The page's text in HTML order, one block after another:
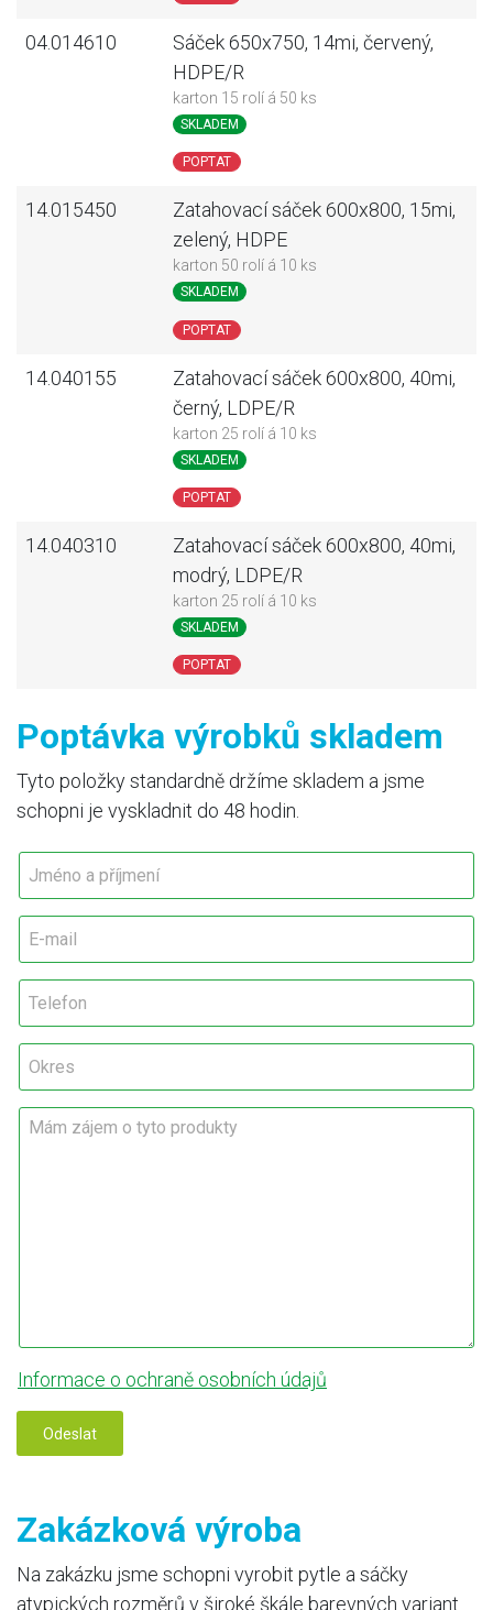
04.014610
Sáček 650x750, 14mi, červený,
HDPE/R
karton 15 rolí á 50 ks
SKLADEM
POPTAT
14.015450
Zatahovací sáček 600x800, 15mi,
zelený, HDPE
karton 50 rolí á 10 ks
SKLADEM
POPTAT
14.040155
Zatahovací sáček 600x800, 40mi,
černý, LDPE/R
karton 25 rolí á 10 ks
SKLADEM
POPTAT
14.040310
Zatahovací sáček 600x800, 40mi,
modrý, LDPE/R
karton 25 rolí á 10 ks
SKLADEM
POPTAT
Poptávka výrobků skladem
Tyto položky standardně držíme skladem a jsme
schopni je vyskladnit do 48 hodin.
p
í
j
m
e
n
*
T
l
e
J
m
é
n
a
p
í
j
m
e
n
E
m
a
l
*
T
l
e
o
n
O
r
e
M
t
o
p
r
d
t
y
Informace o ochraně osobních údajů
Odeslat
Zakázková výroba
Na zakázku jsme schopni vyrobit pytle a sáčky
atypických rozměrů v široké škále barevných variant.